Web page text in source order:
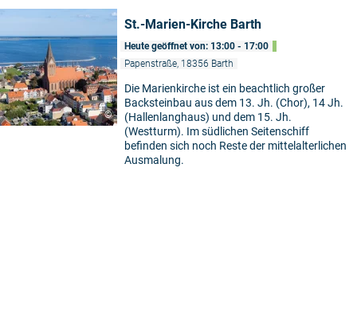
©
St.-Marien-Kirche Barth
Heute geöffnet von: 13:00 - 17:00
Papenstraße, 18356 Barth
Die Marienkirche ist ein beachtlich großer
Backsteinbau aus dem 13. Jh. (Chor), 14 Jh.
(Hallenlanghaus) und dem 15. Jh.
(Westturm). Im südlichen Seitenschiff
befinden sich noch Reste der mittelalterlichen
Ausmalung.